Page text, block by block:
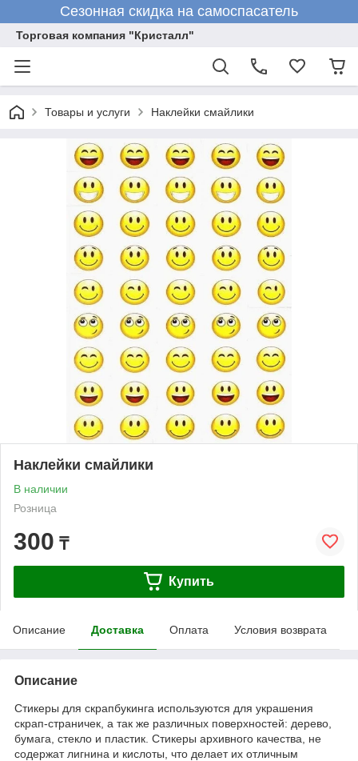
Сезонная скидка на самоспасатель
Торговая компания "Кристалл"
Товары и услуги Наклейки смайлики
Наклейки смайлики
В наличии
Розница
300 ₸
Купить
Описание Доставка Оплата Условия возврата
Описание
Стикеры для скрапбукинга используются для украшения
скрап-страничек, а так же различных поверхностей: дерево,
бумага, стекло и пластик. Стикеры архивного качества, не
содержат лигнина и кислоты, что делает их отличным